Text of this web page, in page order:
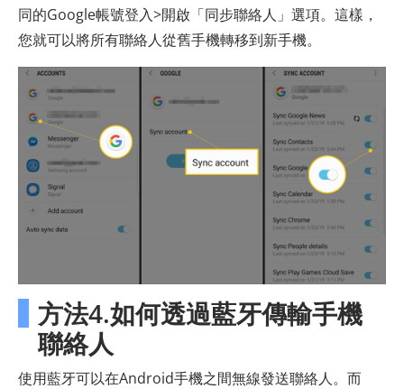
同的Google帳號登入>開啟「同步聯絡人」選項。這樣，
您就可以將所有聯絡人從舊手機轉移到新手機。
方法4.如何透過藍牙傳輸手機
聯絡人
使用藍牙可以在Android手機之間無線發送聯絡人。而